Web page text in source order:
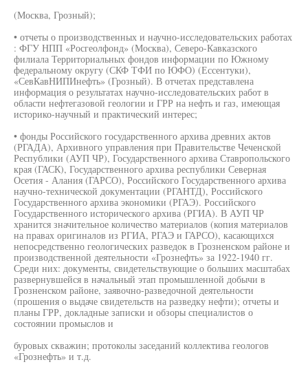
(Москва, Грозный);
• отчеты о производственных и научно-исследовательских работах
: ФГУ НПП «Росгеолфонд» (Москва), Северо-Кавказского
филиала Территориальных фондов информации по Южному
федеральному округу (СКФ ТФИ по ЮФО) (Ессентуки),
«СевКавНИПИнефть» (Грозный). В отчетах представлена
информация о результатах научно-исследовательских работ в
области нефтегазовой геологии и ГРР на нефть и газ, имеющая
историко-научный и практический интерес;
• фонды Российского государственного архива древних актов
(РГАДА), Архивного управления при Правительстве Чеченской
Республики (АУП ЧР), Государственного архива Ставропольского
края (ГАСК), Государственного архива республики Северная
Осетия - Алания (ГАРСО), Российского Государственного архива
научно-технической документации (РГАНТД), Российского
Государственного архива экономики (РГАЭ). Российского
Государственного исторического архива (РГИА). В АУП ЧР
хранится значительное количество материалов (копия материалов
на правах оригиналов из РГИА, РГАЭ и ГАРСО), касающихся
непосредственно геологических разведок в Грозненском районе и
производственной деятельности «Грознефть» за 1922-1940 гг.
Среди них: документы, свидетельствующие о больших масштабах
развернувшейся в начальный этап промышленной добычи в
Грозненском районе, заявочно-разведочной деятельности
(прошения о выдаче свидетельств на разведку нефти); отчеты и
планы ГРР, докладные записки и обзоры специалистов о
состоянии промыслов и
буровых скважин; протоколы заседаний коллектива геологов
«Грознефть» и т.д.